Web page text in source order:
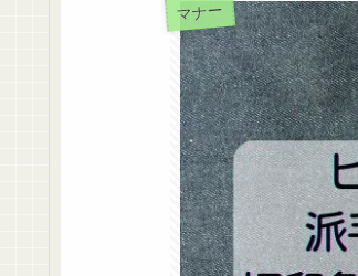
マナー